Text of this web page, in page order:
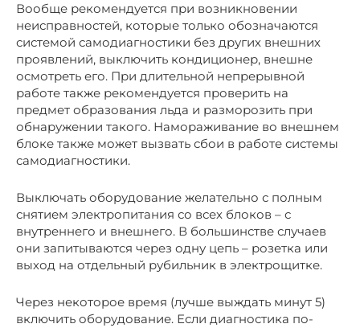
Вообще рекомендуется при возникновении
неисправностей, которые только обозначаются
системой самодиагностики без других внешних
проявлений, выключить кондиционер, внешне
осмотреть его. При длительной непрерывной
работе также рекомендуется проверить на
предмет образования льда и разморозить при
обнаружении такого. Намораживание во внешнем
блоке также может вызвать сбои в работе системы
самодиагностики.
Выключать оборудование желательно с полным
снятием электропитания со всех блоков – с
внутреннего и внешнего. В большинстве случаев
они запитываются через одну цепь – розетка или
выход на отдельный рубильник в электрощитке.
Через некоторое время (лучше выждать минут 5)
включить оборудование. Если диагностика по-